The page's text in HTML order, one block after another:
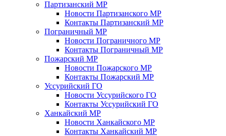
Партизанский МР
Новости Партизанского МР
Контакты Партизанский МР
Пограничный МР
Новости Пограничного МР
Контакты Пограничный МР
Пожарский МР
Новости Пожарского МР
Контакты Пожарский МР
Уссурийский ГО
Новости Уссурийского ГО
Контакты Уссурийский ГО
Ханкайский МР
Новости Ханкайского МР
Контакты Ханкайский МР